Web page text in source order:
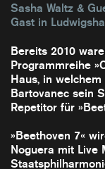
Sasha Waltz &
Gast in
Bereits 2010
Programmreihe
Haus, in
Bartovanec sein
Repetitor für
»Beethoven 7«
Noguera mit Live